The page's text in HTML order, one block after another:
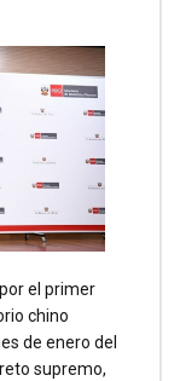
el primer
chino
de enero del
supremo,